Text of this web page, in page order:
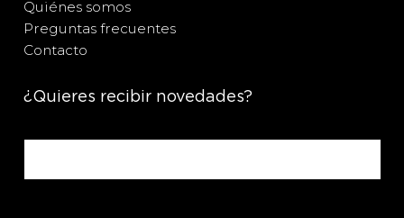
Quiénes somos
Preguntas frecuentes
Contacto
¿Quieres recibir novedades?